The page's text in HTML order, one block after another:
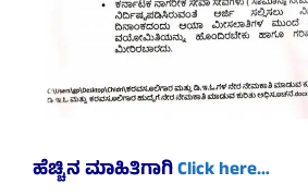
ಹೆಚ್ಚಿನ ಮಾಹಿತಿಗಾಗಿClick here…